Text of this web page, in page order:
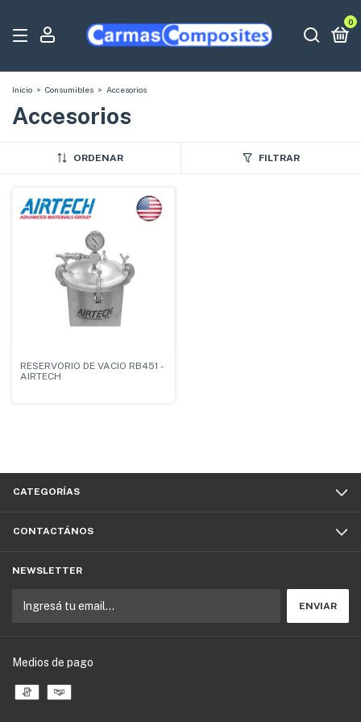
0
Inicio > Consumibles > Accesorios
Accesorios
ORDENAR FILTRAR
RESERVORIO DE VACIO RB451 -
AIRTECH
CATEGORÍAS
CONTACTÁNOS
NEWSLETTER
Medios de pago